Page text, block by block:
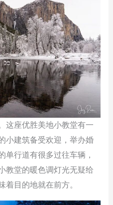
这座优胜美地小教堂有一
小建筑备受欢迎，举办婚
单行道有很多过往车辆，
教堂的暖色调灯光无疑给
目的地就在前方。